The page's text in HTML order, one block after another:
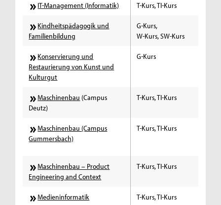
IT-Management (Informatik) T-Kurs, TI-Kurs
Kindheitspädagogik und
Familienbildung
G-Kurs,
W-Kurs, SW-Kurs
Konservierung und
Restaurierung von Kunst und
Kulturgut
G-Kurs
Maschinenbau (Campus
Deutz)
T-Kurs, TI-Kurs
Maschinenbau (Campus
Gummersbach)
T-Kurs, TI-Kurs
Maschinenbau – Product
Engineering and Context
T-Kurs, TI-Kurs
Medieninformatik T-Kurs, TI-Kurs